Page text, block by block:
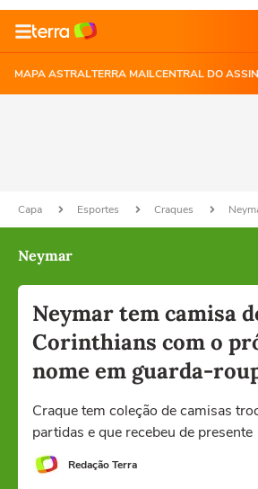
MAPA ASTRALTERRA MAILCENTRAL DO
Capa Esportes Craques
Neymar
Neymar tem camisa
Corinthians com o
nome em guarda-
Craque tem coleção de camisas
partidas e que recebeu de presente
Redação Terra